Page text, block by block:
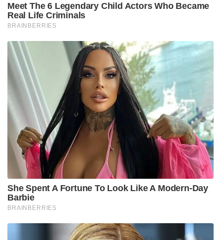
Meet The 6 Legendary Child Actors Who Became
Real Life Criminals
BRAINBERRIES
She Spent A Fortune To Look Like A Modern-Day
Barbie
BRAINBERRIES